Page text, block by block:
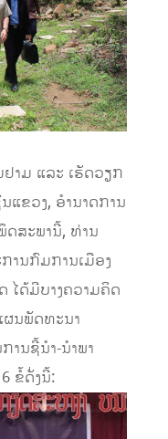
ມ ແລະ ເຮັດວຽກ
ຂວງ, ອໍານາດການ
ດສະພານີ້, ທ່ານ
ານກົມການເມືອງ
ໄດ້ມີບາງຄວາມຄິດ
ນພັດທະນາ
ານຊີ້ນໍາ-ນໍາພາ
ຂໍ້ດັ່ງນີ້: